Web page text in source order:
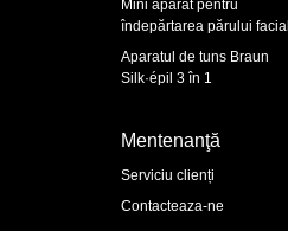
Mini aparat pentru
îndepărtarea părului facial
Aparatul de tuns Braun
Silk·épil 3 în 1
Mentenanţă
Serviciu clienți
Contacteaza-ne